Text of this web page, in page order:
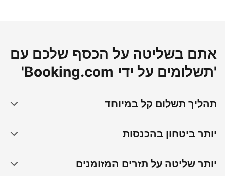
אתם בשליטה על הכסף שלכם עם
'תשלומים על ידי Booking.com'
תהליך תשלום קל במיוחד
יותר ביטחון בהכנסות
יותר שליטה על תזרים המזומנים